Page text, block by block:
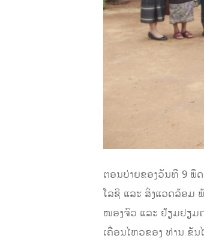
ຕອນບ່າຍຂອງວັນທີ 9 ພຶ
ໂລຊີ ແລະ ສິ່ງແວດລ້ອມ
ໜອງຈົວ ແລະ ຢ້ຽມຢຽມ
ເຄື່ອນໄຫວຂອງ ທ່ານ ຂັ